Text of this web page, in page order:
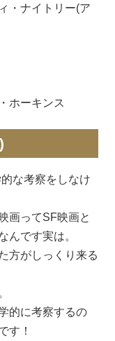
・ナイトリー(ア
ホーキンス
な考察をしなけ
画ってSF映画と
んです実は。
方がしっくり来る
的に考察するの
す！